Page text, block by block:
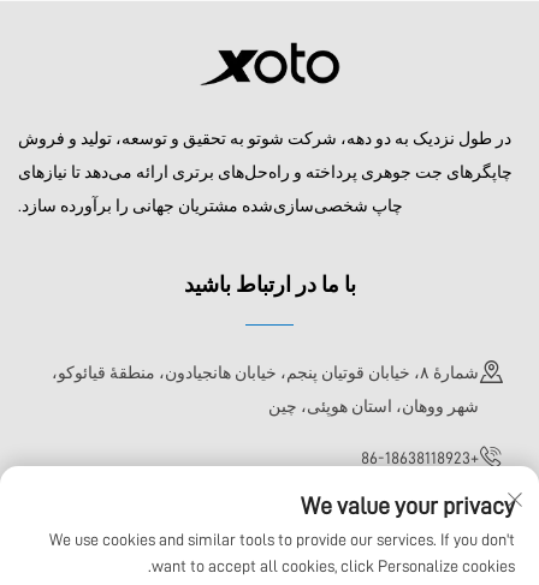
در طول نزدیک به دو دهه، شرکت شوتو به تحقیق و توسعه، تولید و فروش
چاپگرهای جت جوهری پرداخته و راه‌حل‌های برتری ارائه می‌دهد تا نیازهای
چاپ شخصی‌سازی‌شده مشتریان جهانی را برآورده سازد.
با ما در ارتباط باشید
شمارهٔ ۸، خیابان قوتیان پنجم، خیابان هانجیادون، منطقهٔ قیائوکو،
شهر ووهان، استان هوپئی، چین
+86-18638118923
[email protected]
We value your privacy
We use cookies and similar tools to provide our services. If you don't
want to accept all cookies, click Personalize cookies.